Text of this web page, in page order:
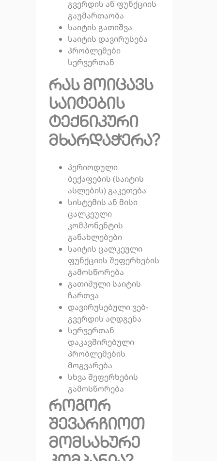
გვერდის ან ფუნქციის
გაუმართაობა
საიტის გათიშვა
საიტის დავირუსება
პრობლემები
სერვერთან
რას მოიცავს
საიტების
ტექნიკური
მხარდაჭერა?
პერიოდული
ბექაფების (საიტის
ასლების) გაკეთება
სისტემის ან მისი
ცალკეული
კომპონენტის
განახლებები
საიტის ცალკეული
ფუნქციის შეფერხების
გამოსწორება
გათიშული საიტის
ჩართვა
დავირუსებული ვებ-
გვერდის აღდგენა
სერვერთან
დაკავშირებული
პრობლემების
მოგვარება
სხვა შეფერხების
გამოსწორება
როგორ
შევარჩიოთ
მომსახურე